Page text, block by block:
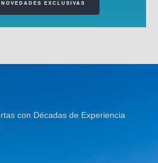
EXCLUSIVAS
con Décadas de Experiencia